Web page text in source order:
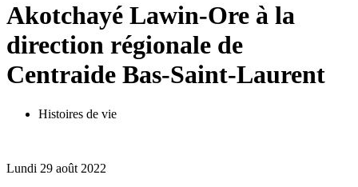
Akotchayé Lawin-Ore à la
direction régionale de
Centraide Bas-Saint-Laurent
Histoires de vie
Lundi 29 août 2022